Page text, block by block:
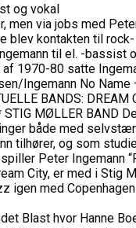
og vokal
men via jobs med
blev kontakten til
til el. -bassist
af 1970-80 satte
Ingemann No Name
BANDS: DREAM
STIG MØLLER BAND
både med
tilhører, og som
Peter Ingemann
City, er med i Stig
igen med
Blast hvor Hanne